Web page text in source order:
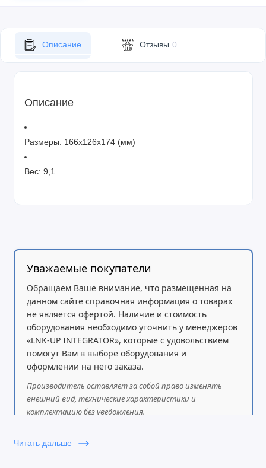
Описание Отзывы 0
Описание
Размеры: 166х126х174 (мм)
Вес: 9,1
Уважаемые покупатели
Обращаем Ваше внимание, что размещенная на
данном сайте справочная информация о товарах
не является офертой. Наличие и стоимость
оборудования необходимо уточнить у менеджеров
«LNK-UP INTEGRATOR», которые с удовольствием
помогут Вам в выборе оборудования и
оформлении на него заказа.
Производитель оставляет за собой право изменять
внешний вид, технические характеристики и
комплектацию без уведомления.
Читать дальше